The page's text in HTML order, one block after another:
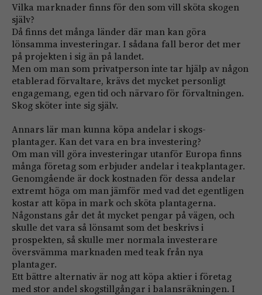
Vilka marknader finns för den som vill sköta skogen
själv?
Då finns det många länder där man kan göra
lönsamma investeringar. I sådana fall beror det mer
på projekten i sig än på landet.
Men om man som privatperson inte tar hjälp av någon
etablerad förvaltare, krävs det mycket personligt
engagemang, egen tid och närvaro för förvaltningen.
Skog sköter inte sig själv.
Annars lär man kunna köpa andelar i skogs-
plantager. Kan det vara en bra investering?
Om man vill göra investeringar utanför Europa finns
många företag som erbjuder andelar i teakplantager.
Genomgående är dock kostnaden för dessa andelar
extremt höga om man jämför med vad det egentligen
kostar att köpa in mark och sköta plantagerna.
Någonstans går det åt mycket pengar på vägen, och
skulle det vara så lönsamt som det beskrivs i
prospekten, så skulle mer normala investerare
översvämma marknaden med teak från nya
plantager.
Ett bättre alternativ är nog att köpa aktier i företag
med stor andel skogstillgångar i balansräkningen. I